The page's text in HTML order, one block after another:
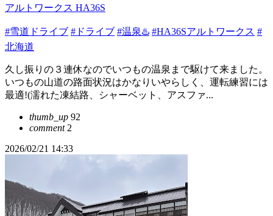
アルトワークス HA36S
#雪道ドライブ #ドライブ #温泉♨️ #HA36Sアルトワークス #
北海道
久し振りの３連休なのでいつもの温泉まで駆けて来ました。
いつもの山道の路面状況はかなりいやらしく、運転練習には
最適!(濡れた凍結路、シャーベット、アスファ...
thumb_up 92
comment2
2026/02/21 14:33